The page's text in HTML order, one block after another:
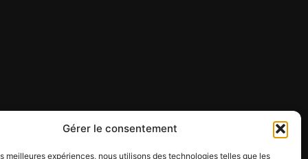
Gérer le consentement
meilleures expériences, nous utilisons des technologies telles que les